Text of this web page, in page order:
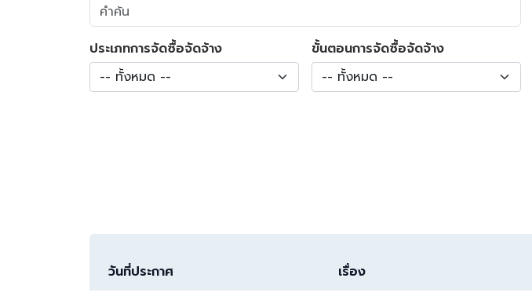
ประเภทการจัดซื้อจัดจ้าง
-- ทั้งหมด --
ขั้นตอนการจัดซื้อจัดจ้าง
-- ทั้งหมด --
วันที่ประกาศ เรื่อง